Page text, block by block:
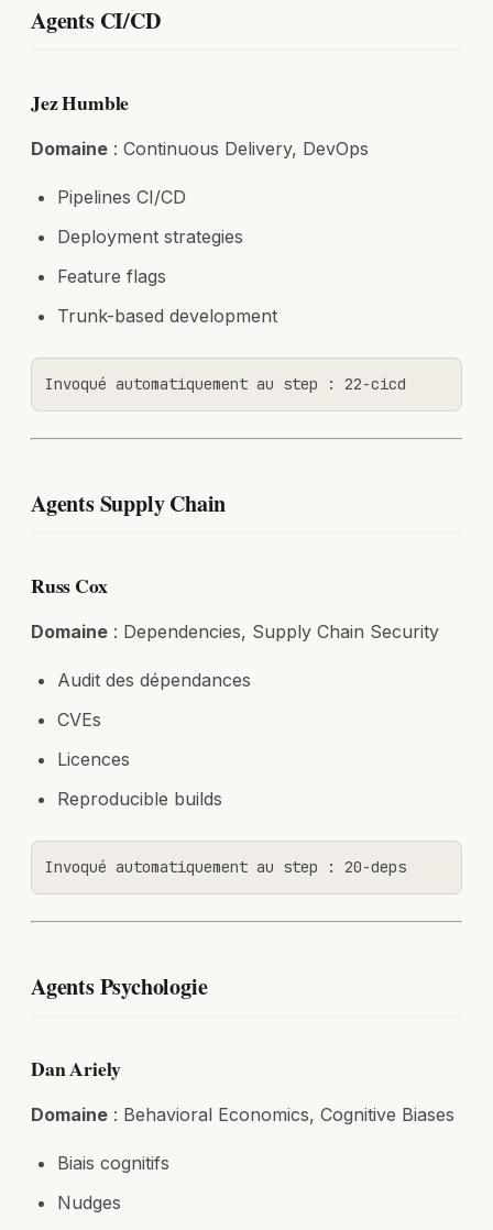
Agents CI/CD
Jez Humble
Domaine : Continuous Delivery, DevOps
Pipelines CI/CD
Deployment strategies
Feature flags
Trunk-based development
Invoqué automatiquement au step : 22-cicd
Agents Supply Chain
Russ Cox
Domaine : Dependencies, Supply Chain Security
Audit des dépendances
CVEs
Licences
Reproducible builds
Invoqué automatiquement au step : 20-deps
Agents Psychologie
Dan Ariely
Domaine : Behavioral Economics, Cognitive Biases
Biais cognitifs
Nudges